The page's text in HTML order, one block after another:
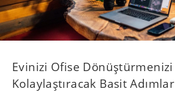
Evinizi Ofise Dönüştürmenizi
Kolaylaştıracak Basit Adımlar